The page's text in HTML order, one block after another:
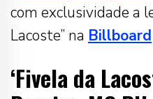
com exclusividade a
Lacoste” na Billboard
‘Fivela da